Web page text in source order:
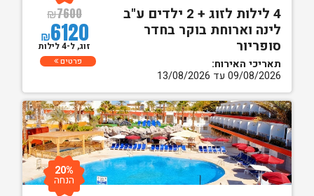
4 לילות לזוג + 2 ילדים ע"ב
לינה וארוחת בוקר בחדר
סופריור
תאריכי האירוח:
09/08/2026 עד 13/08/2026
₪7600
₪6120
זוג, ל-4 לילות
פרטים
20%
הנחה